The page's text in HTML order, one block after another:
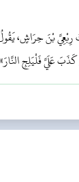
رِبْعِيَّ بْنَ حِرَاشٍ،
عَلَيَّ فَلْيَلِجِ النَّارَ»